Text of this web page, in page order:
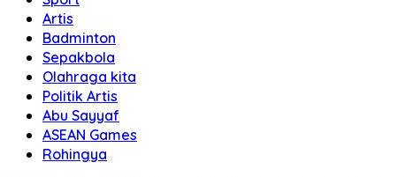
Artis
Badminton
Sepakbola
Olahraga kita
Politik Artis
Abu Sayyaf
ASEAN Games
Rohingya